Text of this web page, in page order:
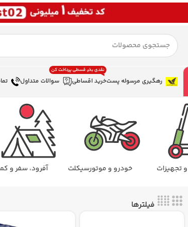
رهگیری مرسوله پستخرید اقساطی
نقدی بخر، قسطی پرداخت کن
سوالات متداول
تجهیزات خودرو و موتورسیکلت آفرود، سفر و
فیلترها